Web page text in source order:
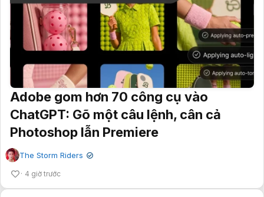
Adobe gom hơn 70 công cụ vào
ChatGPT: Gõ một câu lệnh, cân cả
Photoshop lẫn Premiere
The Storm Riders ✔
4 giờ trước